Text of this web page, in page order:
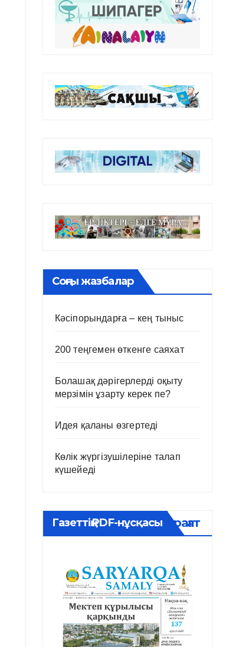
Соңғы жазбалар
Кәсіпорындарға – кең тыныс
200 теңгемен өткенге саяхат
Болашақ дәрігерлерді оқыту
мерзімін ұзарту керек пе?
Идея қаланы өзгертеді
Көлік жүргізушілеріне талап
күшейеді
Газеттің PDF-нұсқасыМұрағат